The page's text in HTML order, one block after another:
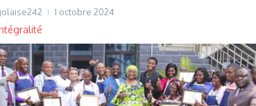
1 octobre 2024